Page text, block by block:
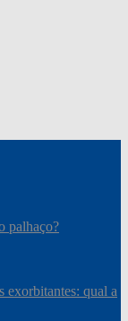
palhaço?
exorbitantes: qual a